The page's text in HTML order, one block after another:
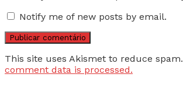
Notify me of new posts by email.
This site uses Akismet to reduce spam.
comment data is processed.